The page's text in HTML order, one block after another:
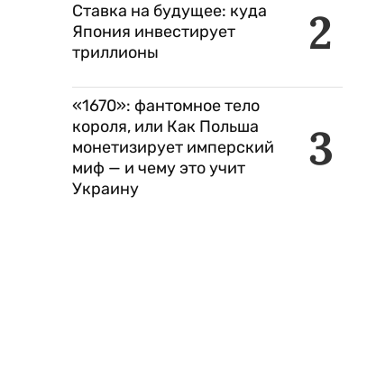
2
Ставка на будущее: куда
Япония инвестирует
триллионы
3
«1670»: фантомное тело
короля, или Как Польша
монетизирует имперский
миф — и чему это учит
Украину